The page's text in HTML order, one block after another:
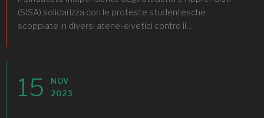
(SISA) solidarizza con le proteste studentesche
scoppiate in diversi atenei elvetici contro il…
15
NOV
2023